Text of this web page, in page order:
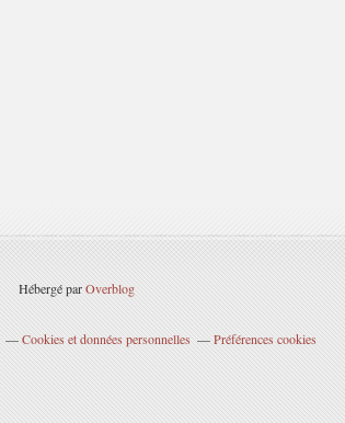
Hébergé parOverblog
Cookies et données personnelles Préférences cookies